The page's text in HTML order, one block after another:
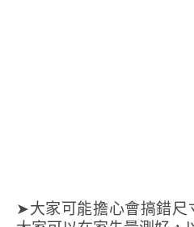
➤大家可能擔心會搞錯尺